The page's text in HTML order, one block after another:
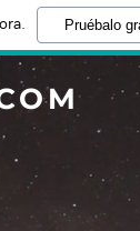
Pruébalo